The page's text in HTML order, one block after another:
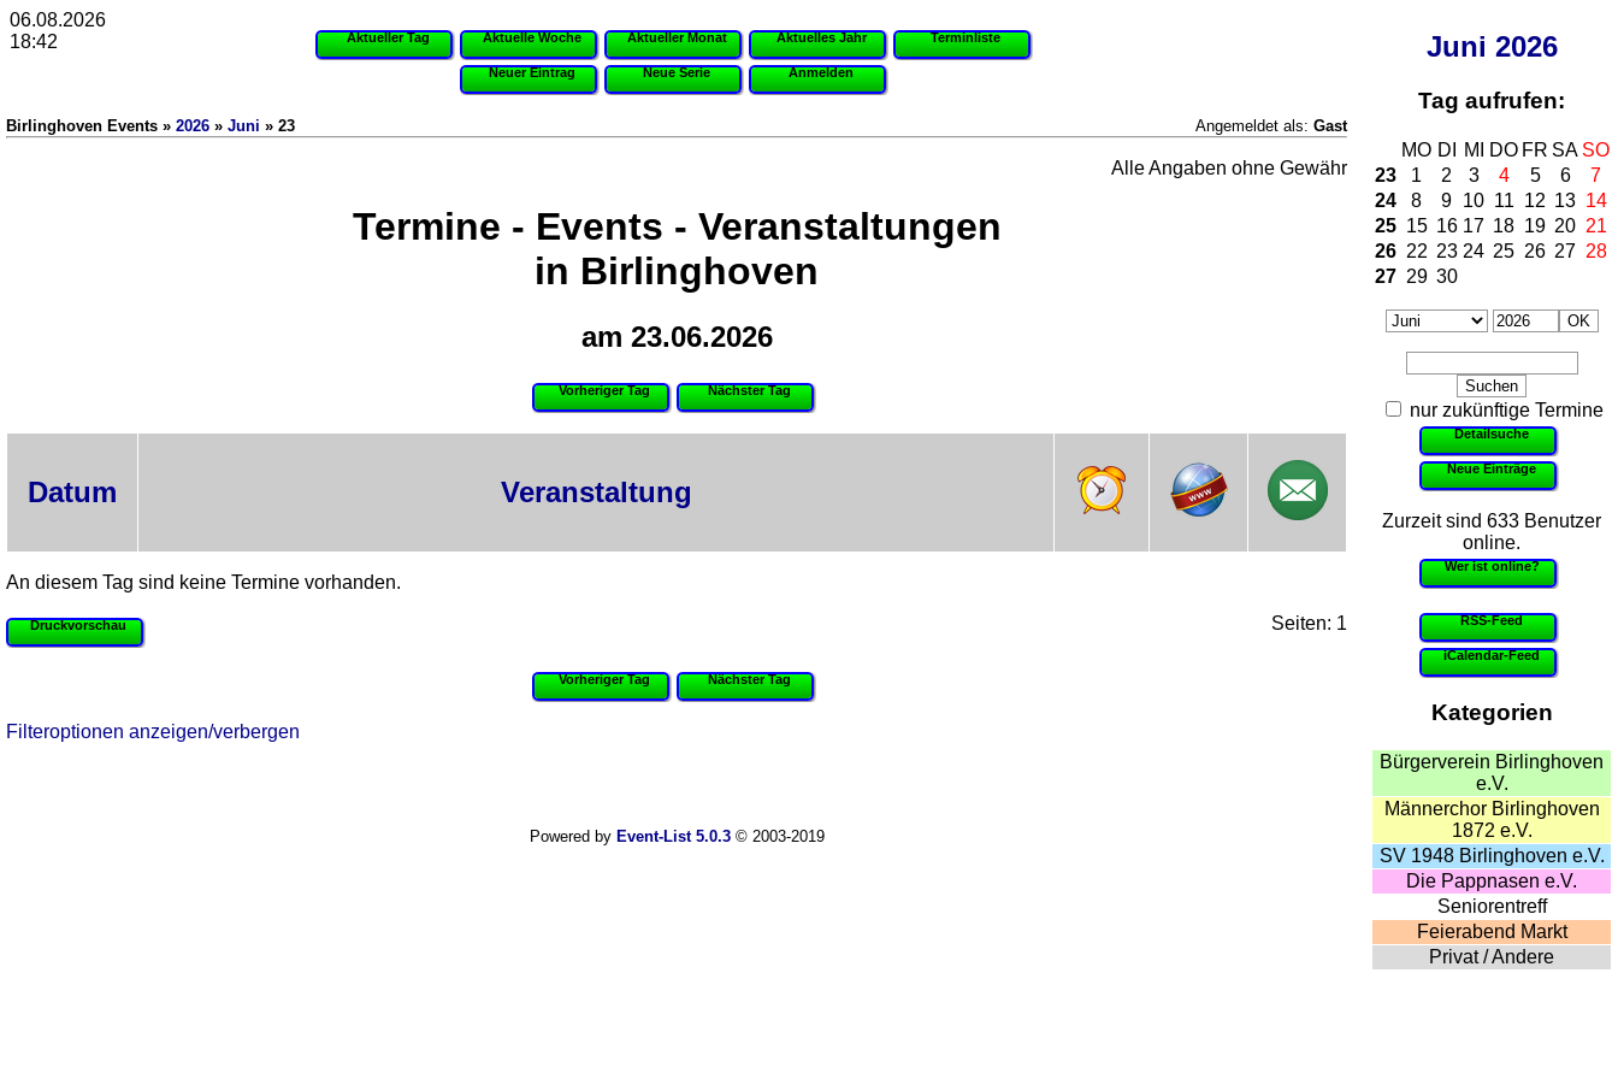
Juni 2026
Tag aufrufen:
MO DI MI DO FR SA SO
23
1 2 3 4 5 6
7
24
8 9 10 11 12 13 14
25 15 16 17 18 19 20 21
26 22 23 24 25 26 27 28
27 29 30
nur zukünftige Termine
Detailsuche
Neue Einträge
Zurzeit sind 633 Benutzer
online.
Wer ist online?
RSS-Feed
iCalendar-Feed
Kategorien
Bürgerverein Birlinghoven
e.V.
Männerchor Birlinghoven
1872 e.V.
SV 1948 Birlinghoven e.V.
Die Pappnasen e.V.
Seniorentreff
Feierabend Markt
Privat / Andere
Aktueller Tag Aktuelle Woche Aktueller Monat Aktuelles Jahr Terminliste
Neuer Eintrag Neue Serie Anmelden
Birlinghoven Events » 2026 » Juni » 23 Angemeldet als: Gast
Alle Angaben ohne Gewähr
Termine - Events - Veranstaltungen
in Birlinghoven
am 23.06.2026
Vorheriger Tag Nächster Tag
Datum Veranstaltung
An diesem Tag sind keine Termine vorhanden.
Druckvorschau Seiten: 1
Vorheriger Tag Nächster Tag
Filteroptionen anzeigen/verbergen
Powered by Event-List 5.0.3© 2003-2019
06.08.2026
18:42